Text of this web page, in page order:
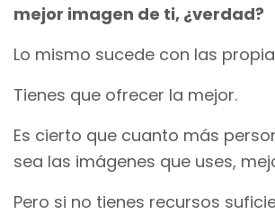
mejor imagen de ti, ¿verdad?
Lo mismo sucede con las
Tienes que ofrecer la mejor.
Es cierto que cuanto más
sea las imágenes que uses,
Pero si no tienes recursos